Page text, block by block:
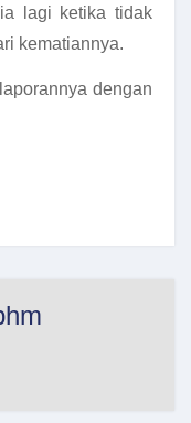
lagi ketika tidak
kematiannya.
dengan